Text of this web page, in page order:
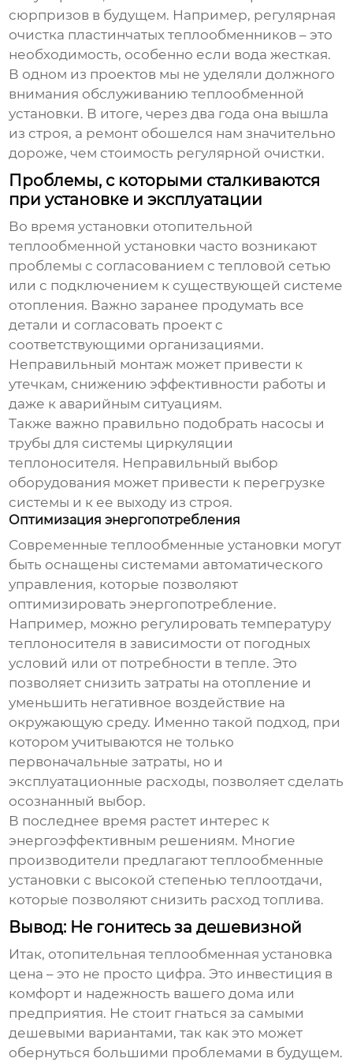
сюрпризов в будущем. Например, регулярная
очистка пластинчатых теплообменников – это
необходимость, особенно если вода жесткая.
В одном из проектов мы не уделяли должного
внимания обслуживаниютеплообменной
установки. В итоге, через два года она вышла
из строя, а ремонт обошелся нам значительно
дороже, чем стоимость регулярной очистки.
Проблемы, с которыми сталкиваются
при установке и эксплуатации
Во время установки отопительной
теплообменной установки часто возникают
проблемы с согласованием с тепловой сетью
или с подключением к существующей системе
отопления. Важно заранее продумать все
детали и согласовать проект с
соответствующими организациями.
Неправильный монтаж может привести к
утечкам, снижению эффективности работы и
даже к аварийным ситуациям.
Также важно правильно подобрать насосы и
трубы для системы циркуляции
теплоносителя. Неправильный выбор
оборудования может привести к перегрузке
системы и к ее выходу из строя.
Оптимизация энергопотребления
Современныетеплообменные установки могут
быть оснащены системами автоматического
управления, которые позволяют
оптимизировать энергопотребление.
Например, можно регулировать температуру
теплоносителя в зависимости от погодных
условий или от потребности в тепле. Это
позволяет снизить затраты на отопление и
уменьшить негативное воздействие на
окружающую среду. Именно такой подход, при
котором учитываются не только
первоначальные затраты, но и
эксплуатационные расходы, позволяет сделать
осознанный выбор.
В последнее время растет интерес к
энергоэффективным решениям. Многие
производители предлагаюттеплообменные
установки с высокой степенью теплоотдачи,
которые позволяют снизить расход топлива.
Вывод: Не гонитесь за дешевизной
Итак, отопительная теплообменная установка
цена – это не просто цифра. Это инвестиция в
комфорт и надежность вашего дома или
предприятия. Не стоит гнаться за самыми
дешевыми вариантами, так как это может
обернуться большими проблемами в будущем.